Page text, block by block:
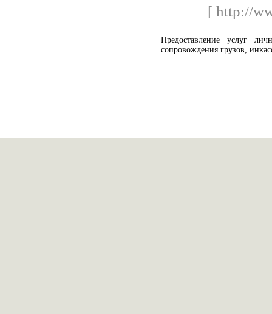
[ http://
Предоставление услуг
сопровождения грузов,